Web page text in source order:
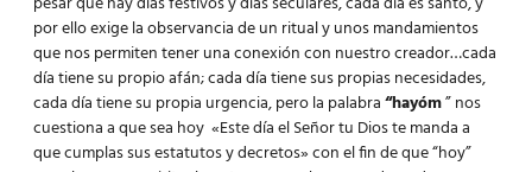
por ello exige la observancia de un ritual y unos mandamientos
que nos permiten tener una conexión con nuestro creador…cada
día tiene su propio afán; cada día tiene sus propias necesidades,
cada día tiene su propia urgencia, pero la palabra“hayóm” nos
cuestiona a que sea hoy «Este día el Señor tu Dios te manda a
que cumplas sus estatutos y decretos» con el fin de que “hoy”